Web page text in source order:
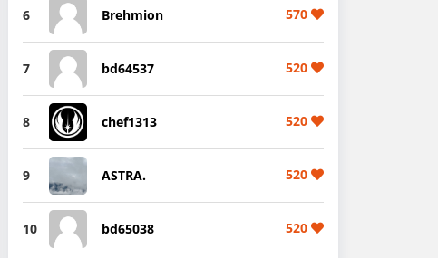
6 Brehmion 570
7 bd64537 520
8 chef1313 520
9 ASTRA. 520
10 bd65038 520